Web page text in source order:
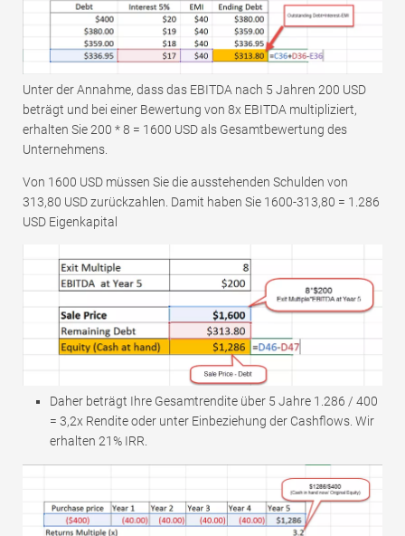
Unter der Annahme, dass das EBITDA nach 5 Jahren 200 USD
beträgt und bei einer Bewertung von 8x EBITDA multipliziert,
erhalten Sie 200 * 8 = 1600 USD als Gesamtbewertung des
Unternehmens.
Von 1600 USD müssen Sie die ausstehenden Schulden von
313,80 USD zurückzahlen. Damit haben Sie 1600-313,80 = 1.286
USD Eigenkapital
Daher beträgt Ihre Gesamtrendite über 5 Jahre 1.286 / 400
= 3,2x Rendite oder unter Einbeziehung der Cashflows. Wir
erhalten 21% IRR.